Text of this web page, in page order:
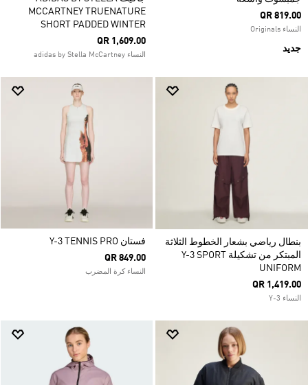
QR 819.00
النساء Originals
جديد
MCCARTNEY TRUENATURE
SHORT PADDED WINTER
QR 1,609.00
النساء adidas by Stella McCartney
بنطال رياضي بشعار الخطوط الثلاثة
المبتكر من تشكيلة Y-3 SPORT
UNIFORM
QR 1,419.00
النساء Y-3
فستان Y-3 TENNIS PRO
QR 849.00
النساء كرة المضرب